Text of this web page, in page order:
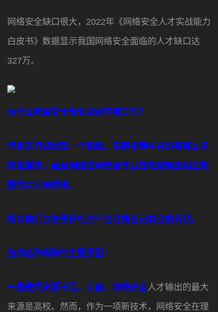
网络安全缺口很大，2022年《网络安全人才实战能力
白皮书》数据显示我国网络安全面临的人才缺口达
327万。
为什么网络安全专业却找不到工作？
但是这行却出现一个现象。实际招聘中并没有那么多
岗位需求。而且网络空间安全专业在校或者应届生想
要找实习却很难。
所以他们会在很多社交平台吐槽自己就业的现状。
造成这种现象的主要原因：
一是教师资源不足。目前，网络安全人才输出的最大
来源是高校。然而，作为一项新技术，网络安全在理